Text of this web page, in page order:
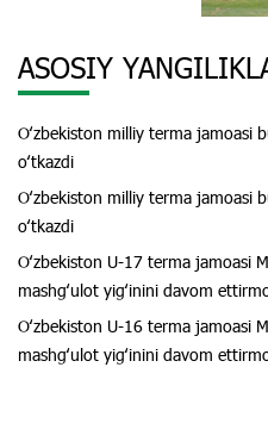
ASOSIY
Oʻzbekiston milliy terma jamoasi
oʻtkazdi
Oʻzbekiston milliy terma jamoasi
oʻtkazdi
Oʻzbekiston U-17 terma jamoasi
mashgʻulot yigʻinini davom
Oʻzbekiston U-16 terma jamoasi
mashgʻulot yigʻinini davom